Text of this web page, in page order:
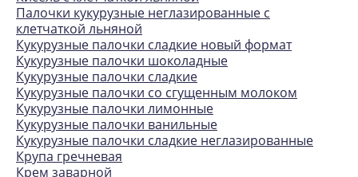
Палочки кукурузные неглазированные с
клетчаткой льняной
Кукурузные палочки сладкие новый формат
Кукурузные палочки шоколадные
Кукурузные палочки сладкие
Кукурузные палочки со сгущенным молоком
Кукурузные палочки лимонные
Кукурузные палочки ванильные
Кукурузные палочки сладкие неглазированные
Крупа гречневая
Крем заварной